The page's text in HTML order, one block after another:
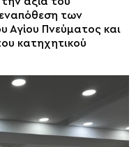
των
Αγίου Πνεύματος και
κατηχητικού